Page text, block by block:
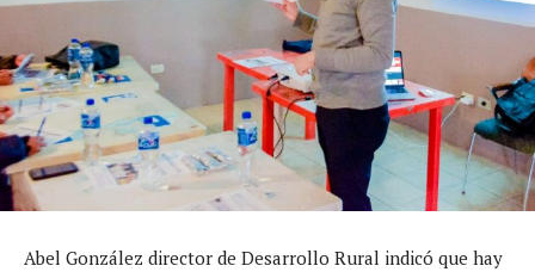
Abel González director de Desarrollo Rural indicó que hay